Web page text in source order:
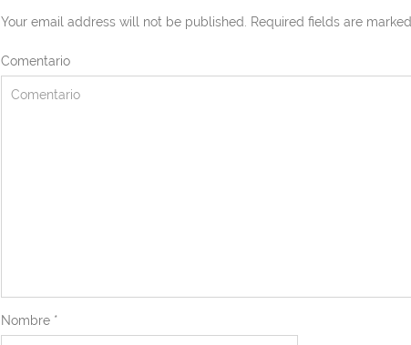
Your email address will not be published. Required fields are marked
Comentario
Nombre *